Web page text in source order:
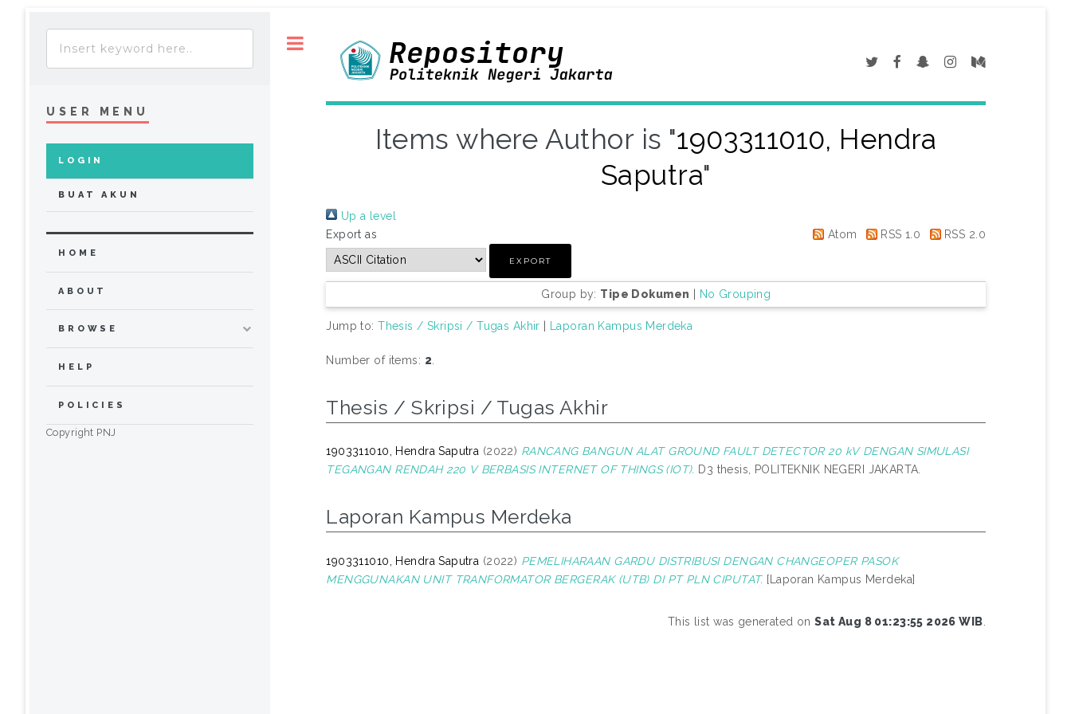
Items where Author is "1903311010, Hendra
Saputra"
Up a level
Export as
Atom RSS 1.0 RSS 2.0
Group by: Tipe Dokumen | No Grouping
Jump to:Thesis / Skripsi / Tugas Akhir | Laporan Kampus Merdeka
Number of items: 2
Thesis / Skripsi / Tugas Akhir
1903311010, Hendra Saputra (2022) RANCANG BANGUN ALAT GROUND FAULT DETECTOR 20 kV DENGAN SIMULASI
TEGANGAN RENDAH 220 V BERBASIS INTERNET OF THINGS (IOT). D3 thesis, POLITEKNIK NEGERI JAKARTA.
Laporan Kampus Merdeka
1903311010, Hendra Saputra (2022) PEMELIHARAAN GARDU DISTRIBUSI DENGAN CHANGEOPER PASOK
MENGGUNAKAN UNIT TRANFORMATOR BERGERAK (UTB) DI PT PLN CIPUTAT. [Laporan Kampus Merdeka]
This list was generated onSat Aug 8 01:23:55 2026 WIB
USER MENU
LOGIN
BUAT AKUN
HOME
ABOUT
BROWSE
HELP
POLICIES
Copyright PNJ
Toggle